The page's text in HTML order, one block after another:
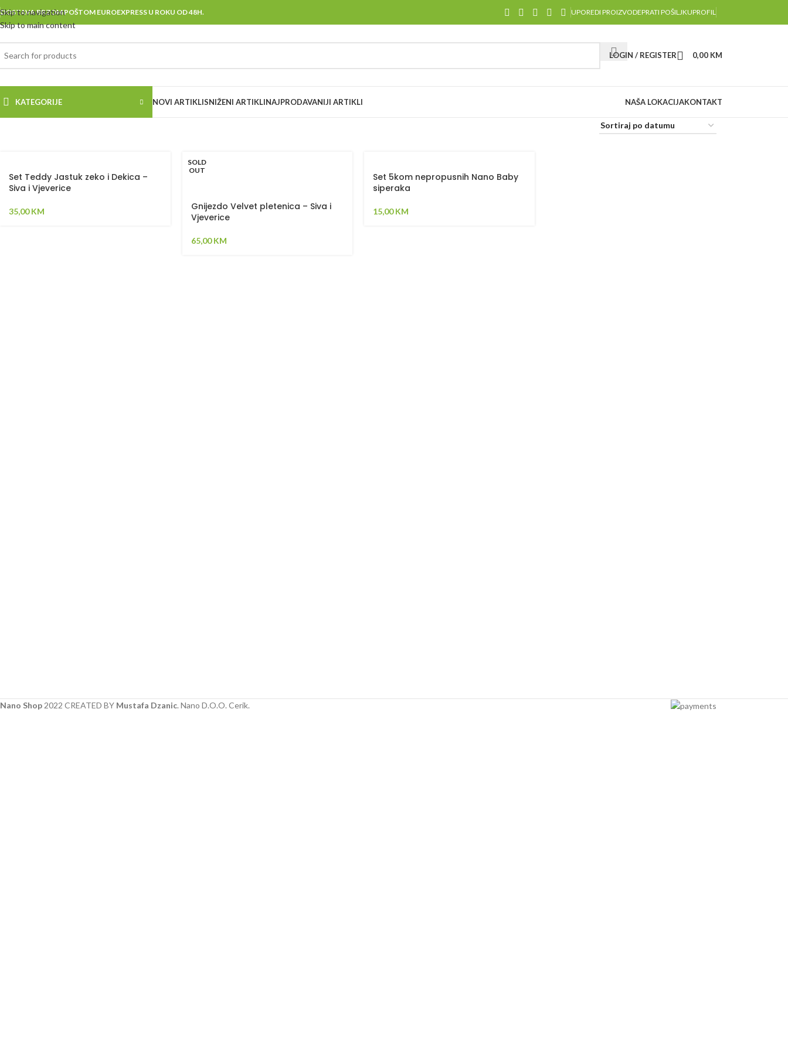
Skip to navigation
Skip to main content
DOSTAVA BRZOM POŠTOM EUROEXPRESS U ROKU OD 48H. UPOREDI PROIZVODEPRATI POŠILJKUPROFIL
LOGIN / REGISTER 0,00 KM
KATEGORIJE NOVI ARTIKLISNIŽENI ARTIKLINAJPRODAVANIJI ARTIKLI NAŠA LOKACIJAKONTAKT
Set Teddy Jastuk zeko i Dekica –
Siva i Vjeverice
35,00KM
SOLD
OUT
Gnijezdo Velvet pletenica – Siva i
Vjeverice
65,00KM
Set 5kom nepropusnih Nano Baby
siperaka
15,00KM
Nano Shop 2022 CREATED BY Mustafa Dzanic. Nano D.O.O. Cerik.